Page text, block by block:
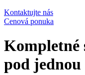
Kontaktujte nás
Cenová ponuka
Kompletné
pod jednou